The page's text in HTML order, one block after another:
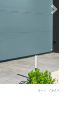
REKLAMA